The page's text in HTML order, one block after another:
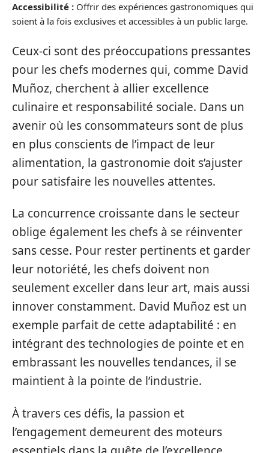
Accessibilité : Offrir des expériences gastronomiques qui
soient à la fois exclusives et accessibles à un public large.
Ceux-ci sont des préoccupations pressantes
pour les chefs modernes qui, comme David
Muñoz, cherchent à allier excellence
culinaire et responsabilité sociale. Dans un
avenir où les consommateurs sont de plus
en plus conscients de l’impact de leur
alimentation, la gastronomie doit s’ajuster
pour satisfaire les nouvelles attentes.
La concurrence croissante dans le secteur
oblige également les chefs à se réinventer
sans cesse. Pour rester pertinents et garder
leur notoriété, les chefs doivent non
seulement exceller dans leur art, mais aussi
innover constamment. David Muñoz est un
exemple parfait de cette adaptabilité : en
intégrant des technologies de pointe et en
embrassant les nouvelles tendances, il se
maintient à la pointe de l’industrie.
À travers ces défis, la passion et
l’engagement demeurent des moteurs